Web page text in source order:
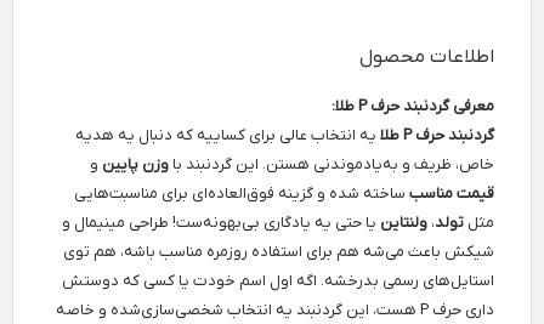
اطلاعات محصول
معرفی گردنبند حرف P طلا:
گردنبند حرف P طلا
یه انتخاب عالی برای کساییه که دنبال یه هدیه
خاص، ظریف و به‌یادموندنی هستن. این گردنبند با وزن پایین و
قیمت مناسب ساخته شده و گزینه فوق‌العاده‌ای برای مناسبت‌هایی
مثل تولد، ولنتاین یا حتی یه یادگاری بی‌بهونه‌ست! طراحی مینیمال و
شیکش باعث می‌شه هم برای استفاده روزمره مناسب باشه، هم توی
استایل‌های رسمی بدرخشه. اگه اول اسم خودت یا کسی که دوستش
داری حرف P هست، این گردنبند یه انتخاب شخصی‌سازی‌شده و خاصه